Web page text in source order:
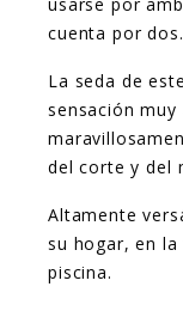
cuenta por dos.
La seda de
sensación muy
del corte y del
Altamente
su hogar, en
piscina.